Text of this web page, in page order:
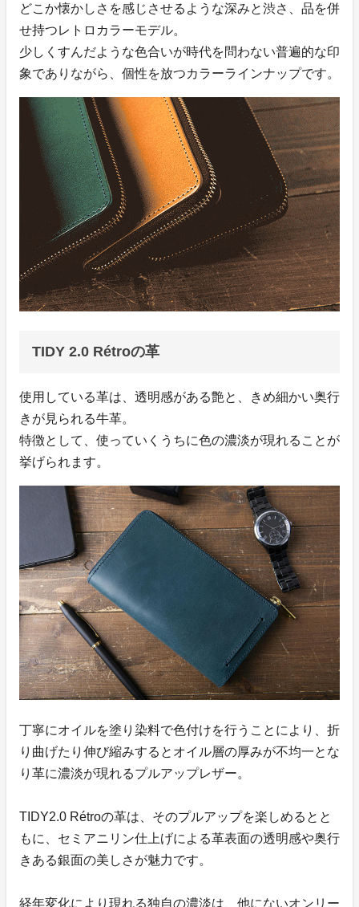
どこか懐かしさを感じさせるような深みと渋さ、品を併
せ持つレトロカラーモデル。
少しくすんだような色合いが時代を問わない普遍的な印
象でありながら、個性を放つカラーラインナップです。
TIDY 2.0 Rétroの革
使用している革は、透明感がある艶と、きめ細かい奥行
きが見られる牛革。
特徴として、使っていくうちに色の濃淡が現れることが
挙げられます。
丁寧にオイルを塗り染料で色付けを行うことにより、折
り曲げたり伸び縮みするとオイル層の厚みが不均一とな
り革に濃淡が現れるプルアップレザー。
TIDY2.0 Rétroの革は、そのプルアップを楽しめるとと
もに、セミアニリン仕上げによる革表面の透明感や奥行
きある銀面の美しさが魅力です。
経年変化により現れる独自の濃淡は、他にないオンリー